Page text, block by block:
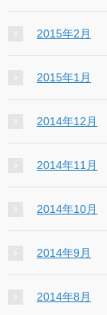
2015年2月
2015年1月
2014年12月
2014年11月
2014年10月
2014年9月
2014年8月